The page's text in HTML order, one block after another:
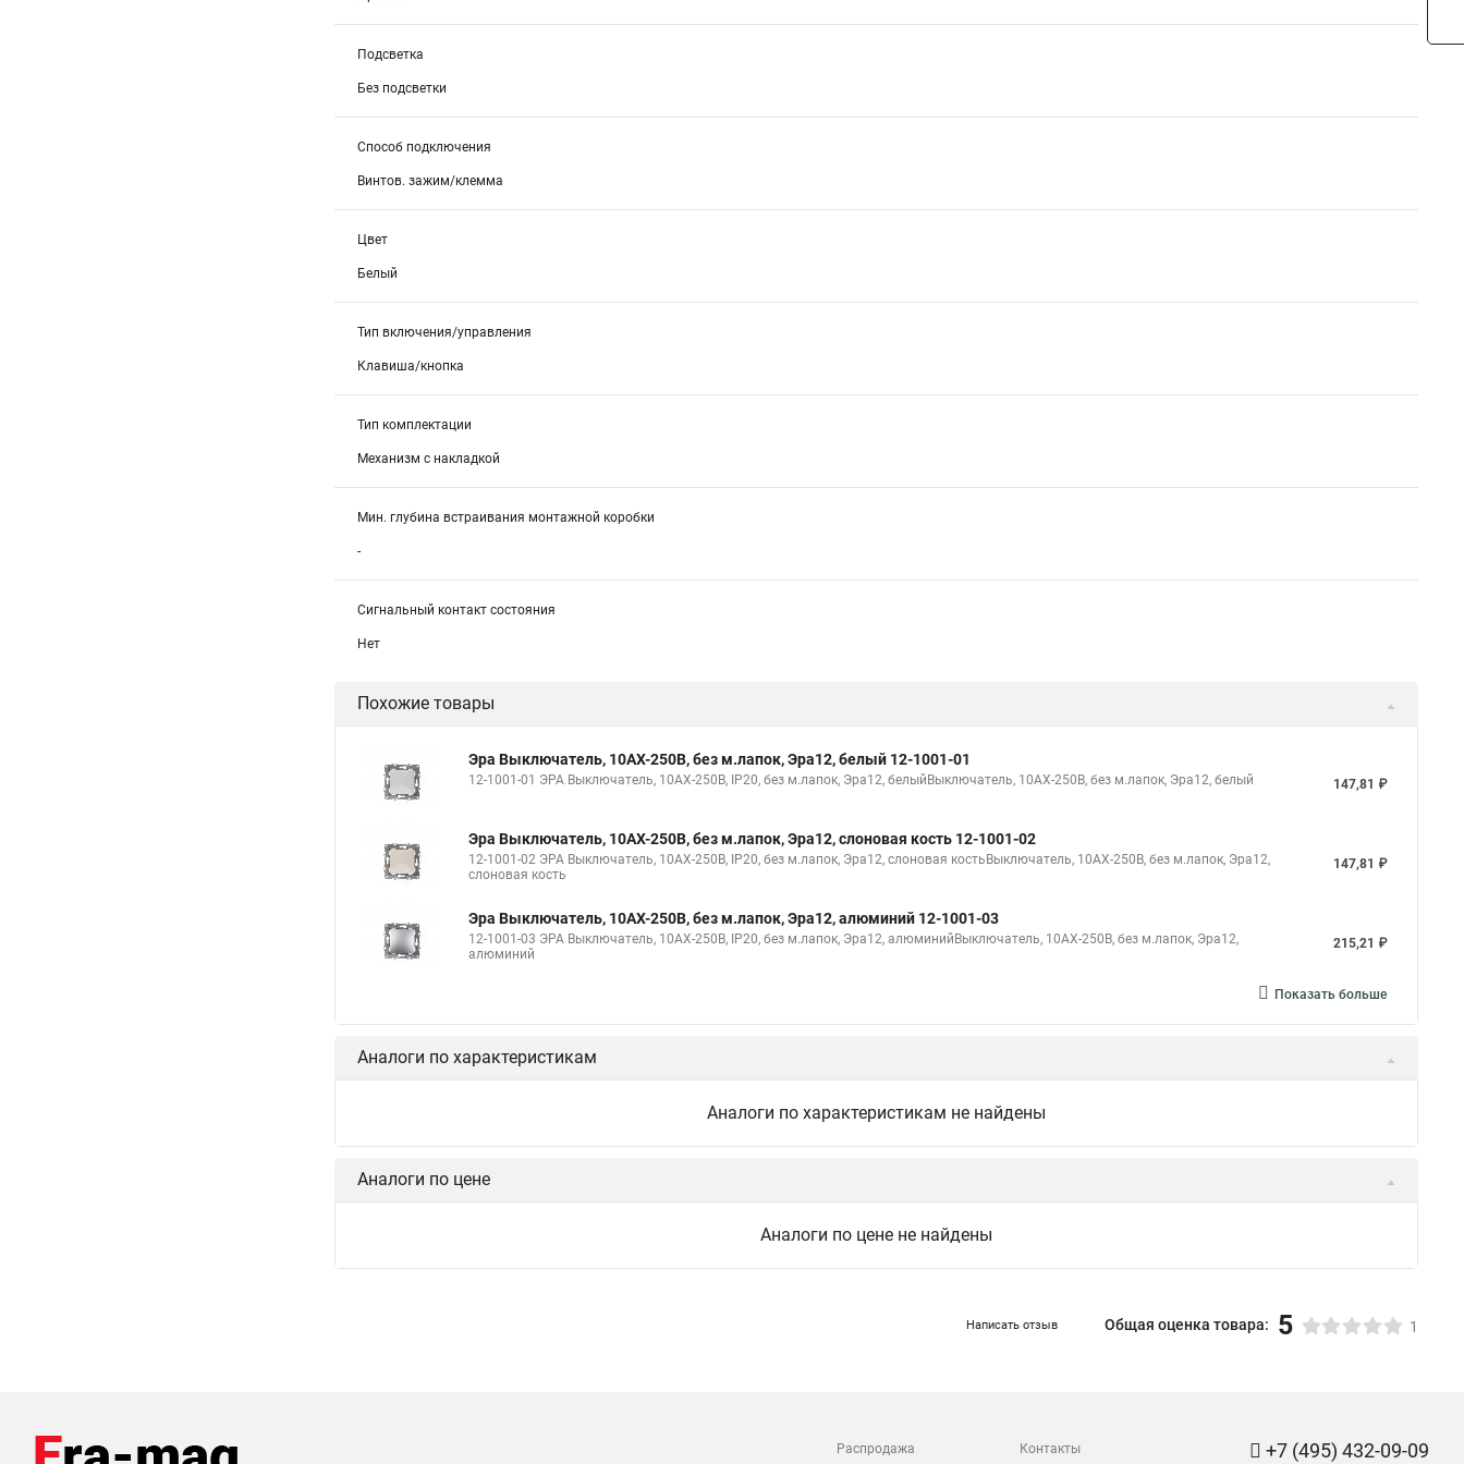
Подсветка
Без подсветки
Способ подключения
Винтов. зажим/клемма
Цвет
Белый
Тип включения/управления
Клавиша/кнопка
Тип комплектации
Механизм с накладкой
Мин. глубина встраивания монтажной коробки
-
Сигнальный контакт состояния
Нет
Похожие товары
Эра Выключатель, 10АХ-250В, без м.лапок, Эра12, белый 12-1001-01
12-1001-01 ЭРА Выключатель, 10АХ-250В, IP20, без м.лапок, Эра12, белыйВыключатель, 10АХ-250В, без м.лапок, Эра12, белый 147,81 ₽
Эра Выключатель, 10АХ-250В, без м.лапок, Эра12, слоновая кость 12-1001-02
12-1001-02 ЭРА Выключатель, 10АХ-250В, IP20, без м.лапок, Эра12, слоновая костьВыключатель, 10АХ-250В, без м.лапок, Эра12,
слоновая кость
147,81 ₽
Эра Выключатель, 10АХ-250В, без м.лапок, Эра12, алюминий 12-1001-03
12-1001-03 ЭРА Выключатель, 10АХ-250В, IP20, без м.лапок, Эра12, алюминийВыключатель, 10АХ-250В, без м.лапок, Эра12,
алюминий
215,21 ₽
Показать больше
Аналоги по характеристикам
Аналоги по характеристикам не найдены
Аналоги по цене
Аналоги по цене не найдены
Написать отзыв Общая оценка товара: 5 1
Распродажа Контакты +7 (495) 432-09-09